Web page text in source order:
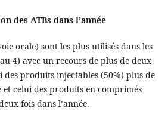
des ATBs dans l’année
orale) sont les plus utilisés dans les
4) avec un recours de plus de deux
des produits injectables (50%) plus de
et celui des produits en comprimés
fois dans l’année.